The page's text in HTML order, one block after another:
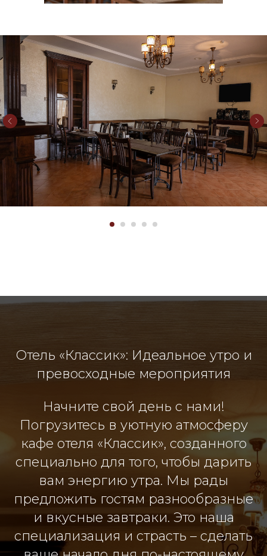
Отель «Классик»: Идеальное утро и
превосходные мероприятия
Начните свой день с нами!
Погрузитесь в уютную атмосферу
кафе отеля «Классик», созданного
специально для того, чтобы дарить
вам энергию утра. Мы рады
предложить гостям разнообразные
и вкусные завтраки. Это наша
специализация и страсть – сделать